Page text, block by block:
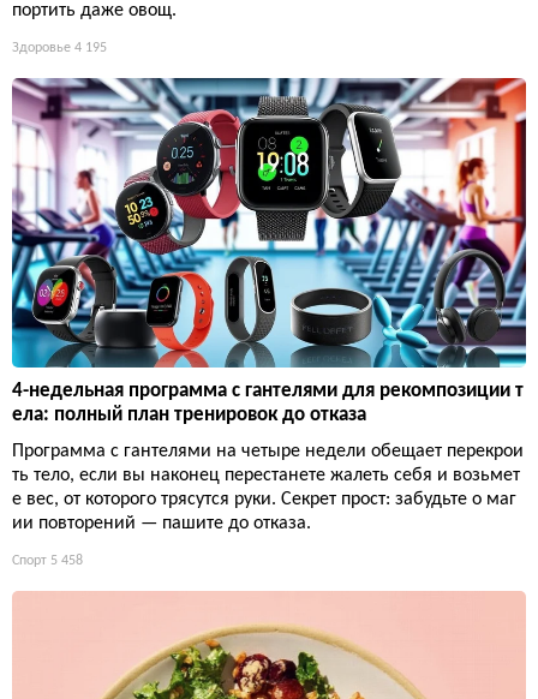
портить даже овощ.
Здоровье 4 195
4-недельная программа с гантелями для рекомпозиции т
ела: полный план тренировок до отказа
Программа с гантелями на четыре недели обещает перекрои
ть тело, если вы наконец перестанете жалеть себя и возьмет
е вес, от которого трясутся руки. Секрет прост: забудьте о маг
ии повторений — пашите до отказа.
Спорт 5 458